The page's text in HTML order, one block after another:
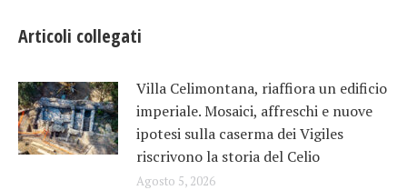
Articoli collegati
Villa Celimontana, riaffiora un edificio
imperiale. Mosaici, affreschi e nuove
ipotesi sulla caserma dei Vigiles
riscrivono la storia del Celio
Agosto 5, 2026